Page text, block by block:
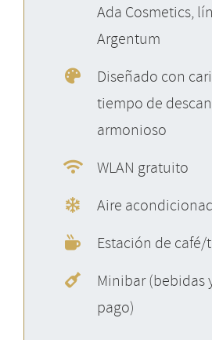
Ada Cosmetics,
Argentum
Diseñado con
tiempo de
armonioso
WLAN gratuito
Aire
Estación de
Minibar (bebidas
pago)